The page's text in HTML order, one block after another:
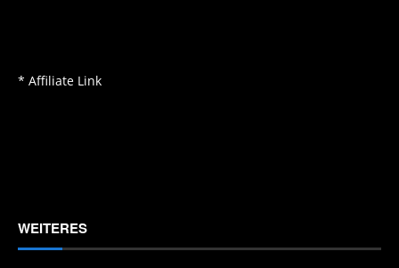
* Affiliate Link
WEITERES